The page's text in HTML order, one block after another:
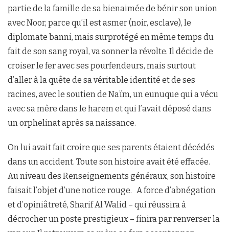
partie de la famille de sa bienaimée de bénir son union
avec Noor, parce qu’il est asmer (noir, esclave), le
diplomate banni, mais surprotégé en même temps du
fait de son sang royal, va sonner la révolte. Il décide de
croiser le fer avec ses pourfendeurs, mais surtout
d’aller à la quête de sa véritable identité et de ses
racines, avec le soutien de Naïm, un eunuque qui a vécu
avec sa mère dans le harem et qui l’avait déposé dans
un orphelinat après sa naissance.
On lui avait fait croire que ses parents étaient décédés
dans un accident. Toute son histoire avait été effacée.
Au niveau des Renseignements généraux, son histoire
faisait l’objet d’une notice rouge. A force d’abnégation
et d’opiniâtreté, Sharif Al Walid – qui réussira à
décrocher un poste prestigieux – finira par renverser la